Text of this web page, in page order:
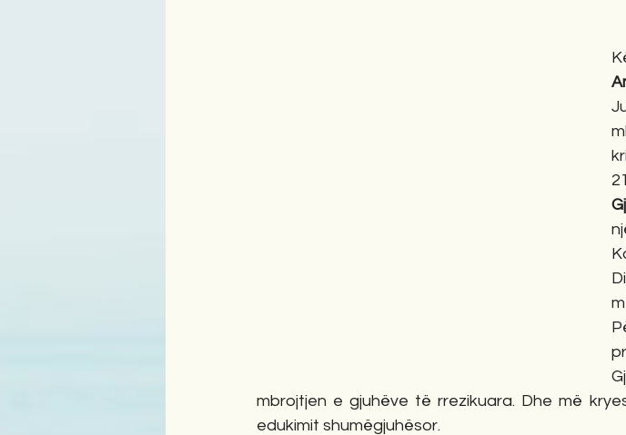
mbrojtjen e gjuhëve të rrezikuara. Dhe më
edukimit shumëgjuhësor.